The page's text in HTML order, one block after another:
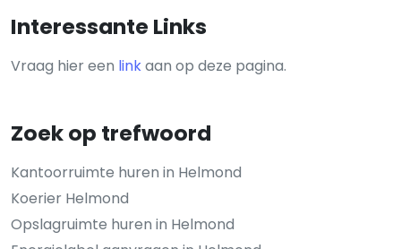
Interessante Links
Vraag hier een linkaan op deze pagina.
Zoek op trefwoord
Kantoorruimte huren in Helmond
Koerier Helmond
Opslagruimte huren in Helmond